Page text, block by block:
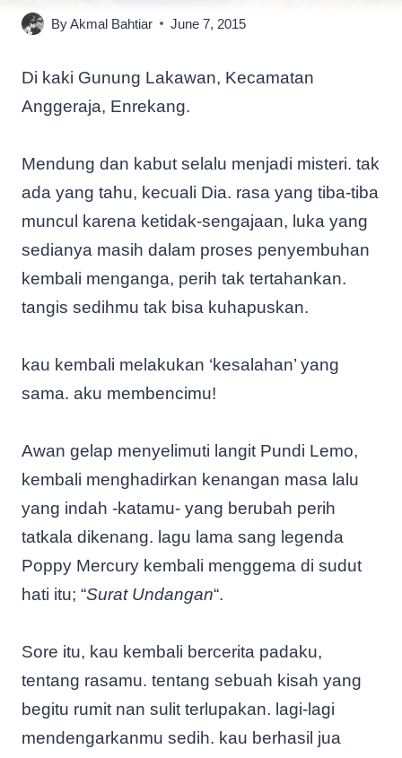
ByAkmal Bahtiar June 7, 2015
Di kaki Gunung Lakawan, Kecamatan
Anggeraja, Enrekang.
Mendung dan kabut selalu menjadi misteri. tak
ada yang tahu, kecuali Dia. rasa yang tiba-tiba
muncul karena ketidak-sengajaan, luka yang
sedianya masih dalam proses penyembuhan
kembali menganga, perih tak tertahankan.
tangis sedihmu tak bisa kuhapuskan.
kau kembali melakukan ‘kesalahan’ yang
sama. aku membencimu!
Awan gelap menyelimuti langit Pundi Lemo,
kembali menghadirkan kenangan masa lalu
yang indah -katamu- yang berubah perih
tatkala dikenang. lagu lama sang legenda
Poppy Mercury kembali menggema di sudut
hati itu; “Surat Undangan“.
Sore itu, kau kembali bercerita padaku,
tentang rasamu. tentang sebuah kisah yang
begitu rumit nan sulit terlupakan. lagi-lagi
mendengarkanmu sedih. kau berhasil jua